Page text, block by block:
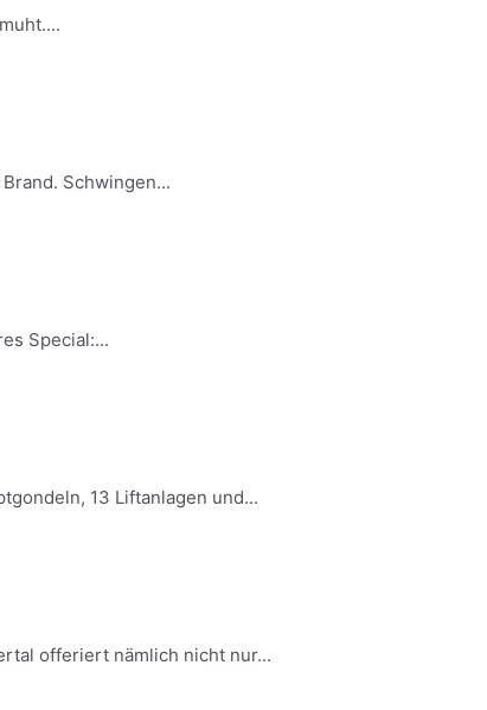
Schwingen...
Special:...
13 Liftanlagen und...
offeriert nämlich nicht nur...